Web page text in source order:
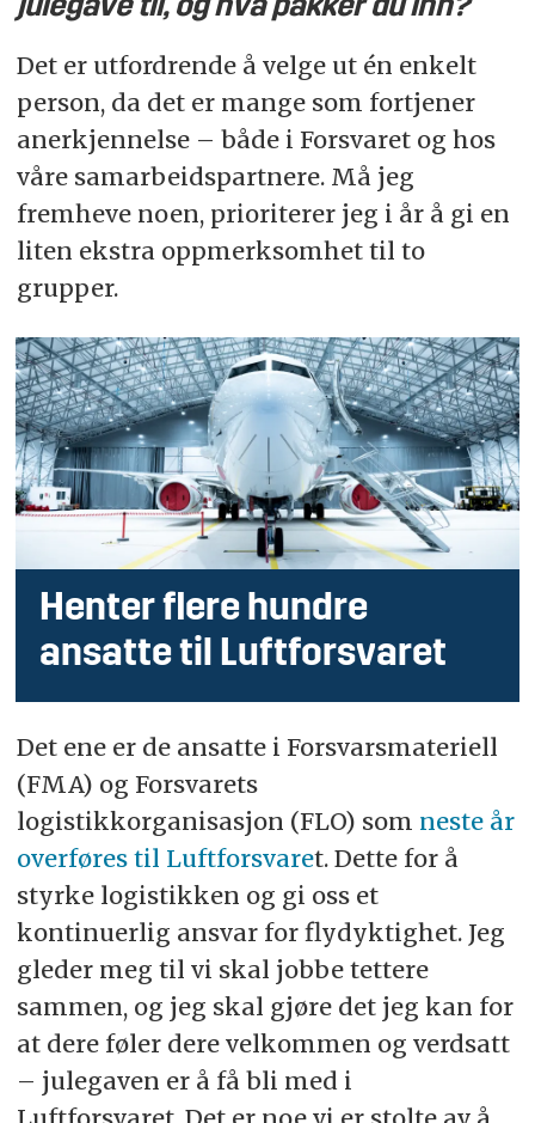
julegave til, og hva pakker du inn?
Det er utfordrende å velge ut én enkelt
person, da det er mange som fortjener
anerkjennelse – både i Forsvaret og hos
våre samarbeidspartnere. Må jeg
fremheve noen, prioriterer jeg i år å gi en
liten ekstra oppmerksomhet til to
grupper.
Henter flere hundre
ansatte til Luftforsvaret
Det ene er de ansatte i Forsvarsmateriell
(FMA) og Forsvarets
logistikkorganisasjon (FLO) som neste år
overføres til Luftforsvaret. Dette for å
styrke logistikken og gi oss et
kontinuerlig ansvar for flydyktighet. Jeg
gleder meg til vi skal jobbe tettere
sammen, og jeg skal gjøre det jeg kan for
at dere føler dere velkommen og verdsatt
– julegaven er å få bli med i